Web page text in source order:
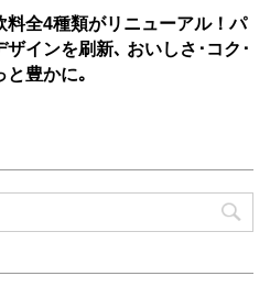
料全4種類がリニューアル！パ
ザインを刷新､ おいしさ･コク･
と豊かに｡